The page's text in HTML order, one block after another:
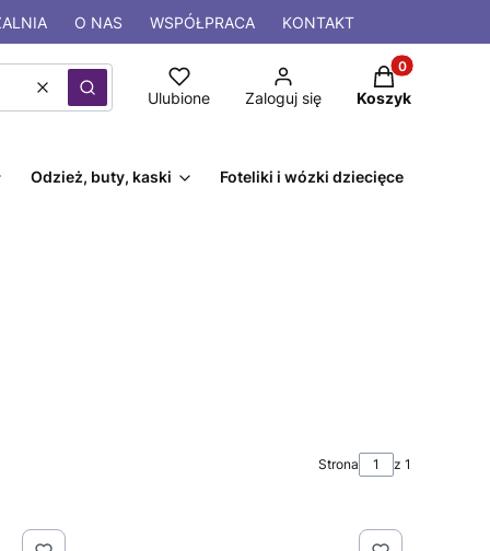
O NAS WSPÓŁPRACA KONTAKT
WyczyśćSzukaj Ulubione Zaloguj się
Produkty w
Koszyk
Odzież, buty, kaski Foteliki i wózki dziecięce
Strona z 1